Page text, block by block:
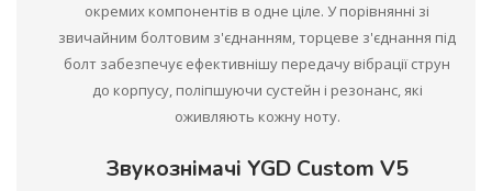
окремих компонентів в одне ціле. У порівнянні зі
звичайним болтовим з'єднанням, торцеве з'єднання під
болт забезпечує ефективнішу передачу вібрації струн
до корпусу, поліпшуючи сустейн і резонанс, які
оживляють кожну ноту.
Звукознімачі YGD Custom V5